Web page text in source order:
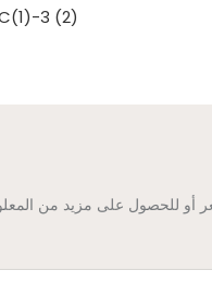
للحصول على مزيد من